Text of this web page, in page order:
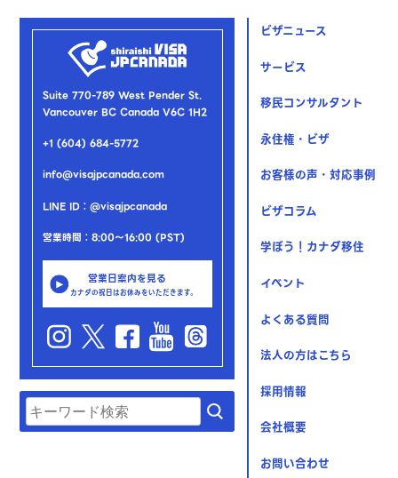
Suite 770-789 West Pender St.
Vancouver BC Canada V6C 1H2
+1 (604) 684-5772
info@visajpcanada.com
LINE ID：@visajpcanada
営業時間：8:00～16:00 (PST)
営業日案内を見る
カナダの祝日はお休みをいただきます。
ビザニュース
サービス
移民コンサルタント
永住権・ビザ
お客様の声・対応事例
ビザコラム
学ぼう！カナダ移住
イベント
よくある質問
法人の方はこちら
採用情報
会社概要
お問い合わせ